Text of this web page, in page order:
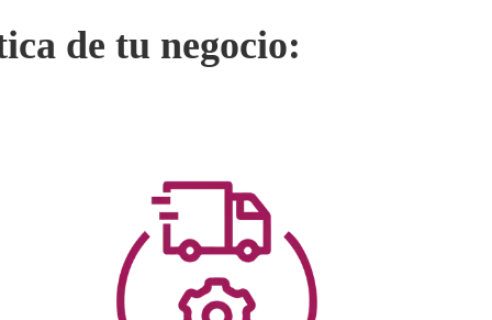
de tu negocio: